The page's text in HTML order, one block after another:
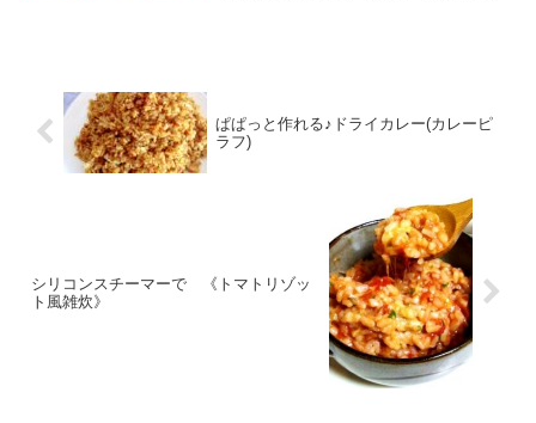
ぱぱっと作れる♪ドライカレー(カレーピ
ラフ)
シリコンスチーマーで 《トマトリゾッ
ト風雑炊》